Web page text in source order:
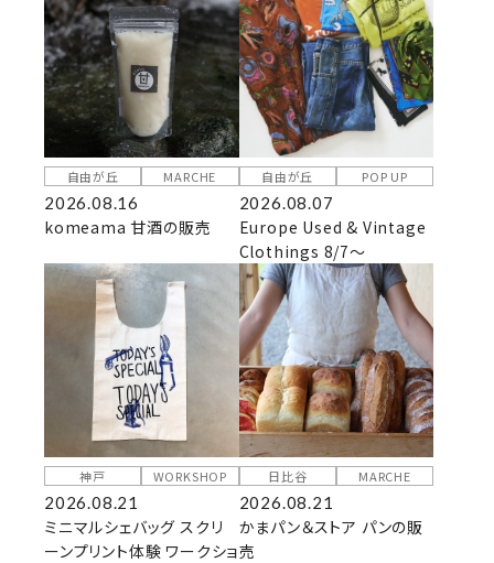
自由が丘 MARCHE
2026.08.16
komeama 甘酒の販売
自由が丘 POP UP
2026.08.07
Europe Used & Vintage
Clothings 8/7～
神戸 WORKSHOP
2026.08.21
ミニマルシェバッグ スクリ
ーンプリント体験 ワークショ
日比谷 MARCHE
2026.08.21
かまパン＆ストア パンの販
売